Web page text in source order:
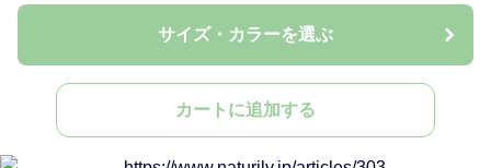
サイズ・カラーを選ぶ
カートに追加する